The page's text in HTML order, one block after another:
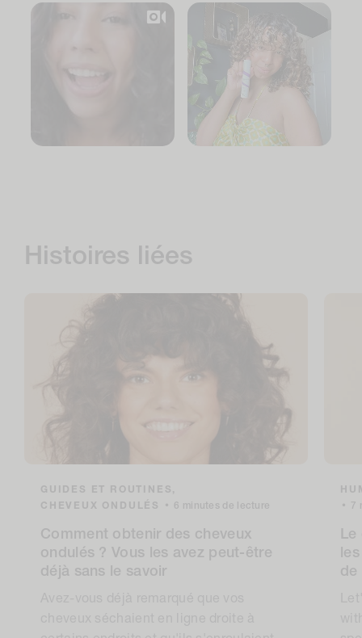
Histoires liées
GUIDES ET ROUTINES,
CHEVEUX ONDULÉS
• 6 minutes de lecture
Comment obtenir des cheveux
ondulés ? Vous les avez peut-être
déjà sans le savoir
• 7
Le
de